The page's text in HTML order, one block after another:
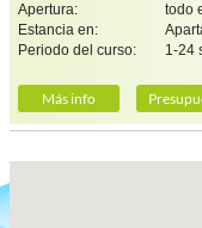
Apertura:
todo
Estancia en:
Periodo del curso:
1-24
Más info